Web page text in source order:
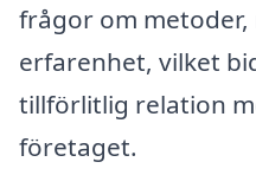
frågor om metoder,
erfarenhet, vilket
tillförlitlig relation
företaget.